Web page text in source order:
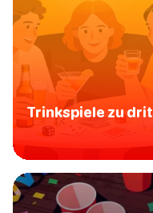
Trinkspiele zu